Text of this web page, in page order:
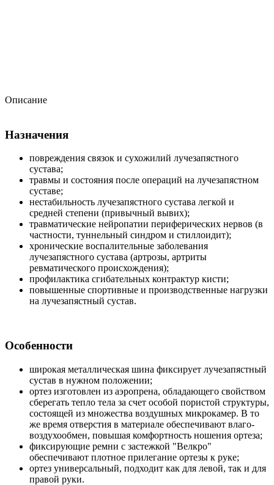
Описание
Назначения
повреждения связок и сухожилий лучезапястного
сустава;
травмы и состояния после операций на лучезапястном
суставе;
нестабильность лучезапястного сустава легкой и
средней степени (привычный вывих);
травматические нейропатии периферических нервов (в
частности, туннельный синдром и стиллоидит);
хронические воспалительные заболевания
лучезапястного сустава (артрозы, артриты
ревматического происхождения);
профилактика сгибательных контрактур кисти;
повышенные спортивные и производственные нагрузки
на лучезапястный сустав.
Особенности
широкая металлическая шина фиксирует лучезапястный
сустав в нужном положении;
ортез изготовлен из аэропрена, обладающего свойством
сберегать тепло тела за счет особой пористой структуры,
состоящей из множества воздушных микрокамер. В то
же время отверстия в материале обеспечивают влаго-
воздухообмен, повышая комфортность ношения ортеза;
фиксирующие ремни с застежкой "Велкро"
обеспечивают плотное прилегание ортезы к руке;
ортез универсальный, подходит как для левой, так и для
правой руки.